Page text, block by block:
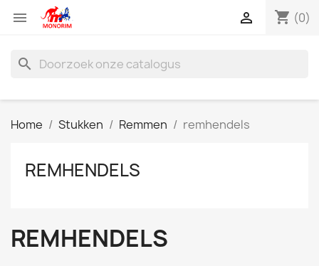
 shopping_cart (0)

search
Home Stukken Remmen remhendels
REMHENDELS
REMHENDELS